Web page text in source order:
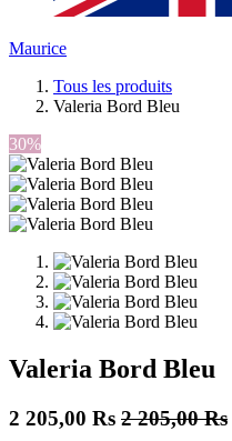
Maurice
Tous les produits
Valeria Bord Bleu
30%
Valeria Bord Bleu
2 205,00 Rs 2 205,00Rs